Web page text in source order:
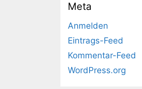
Meta
Anmelden
Eintrags-Feed
Kommentar-Feed
WordPress.org